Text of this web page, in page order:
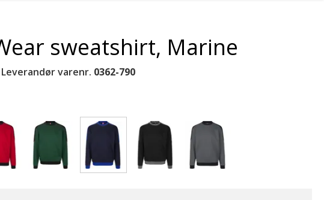
sweatshirt, Marine
Leverandør varenr. 0362-790